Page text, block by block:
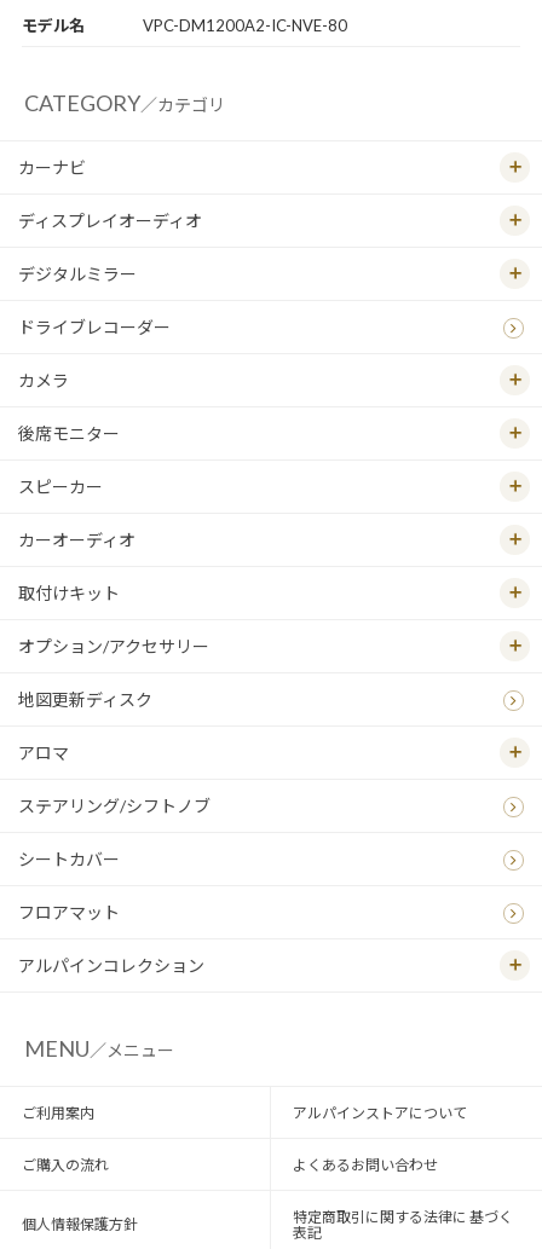
モデル名 VPC-DM1200A2-IC-NVE-80
CATEGORY／カテゴリ
カーナビ
ディスプレイオーディオ
デジタルミラー
ドライブレコーダー
カメラ
後席モニター
スピーカー
カーオーディオ
取付けキット
オプション/アクセサリー
地図更新ディスク
アロマ
ステアリング/シフトノブ
シートカバー
フロアマット
アルパインコレクション
MENU／メニュー
ご利用案内 アルパインストアについて
ご購入の流れ よくあるお問い合わせ
個人情報保護方針
特定商取引に関する法律に 基づく
表記